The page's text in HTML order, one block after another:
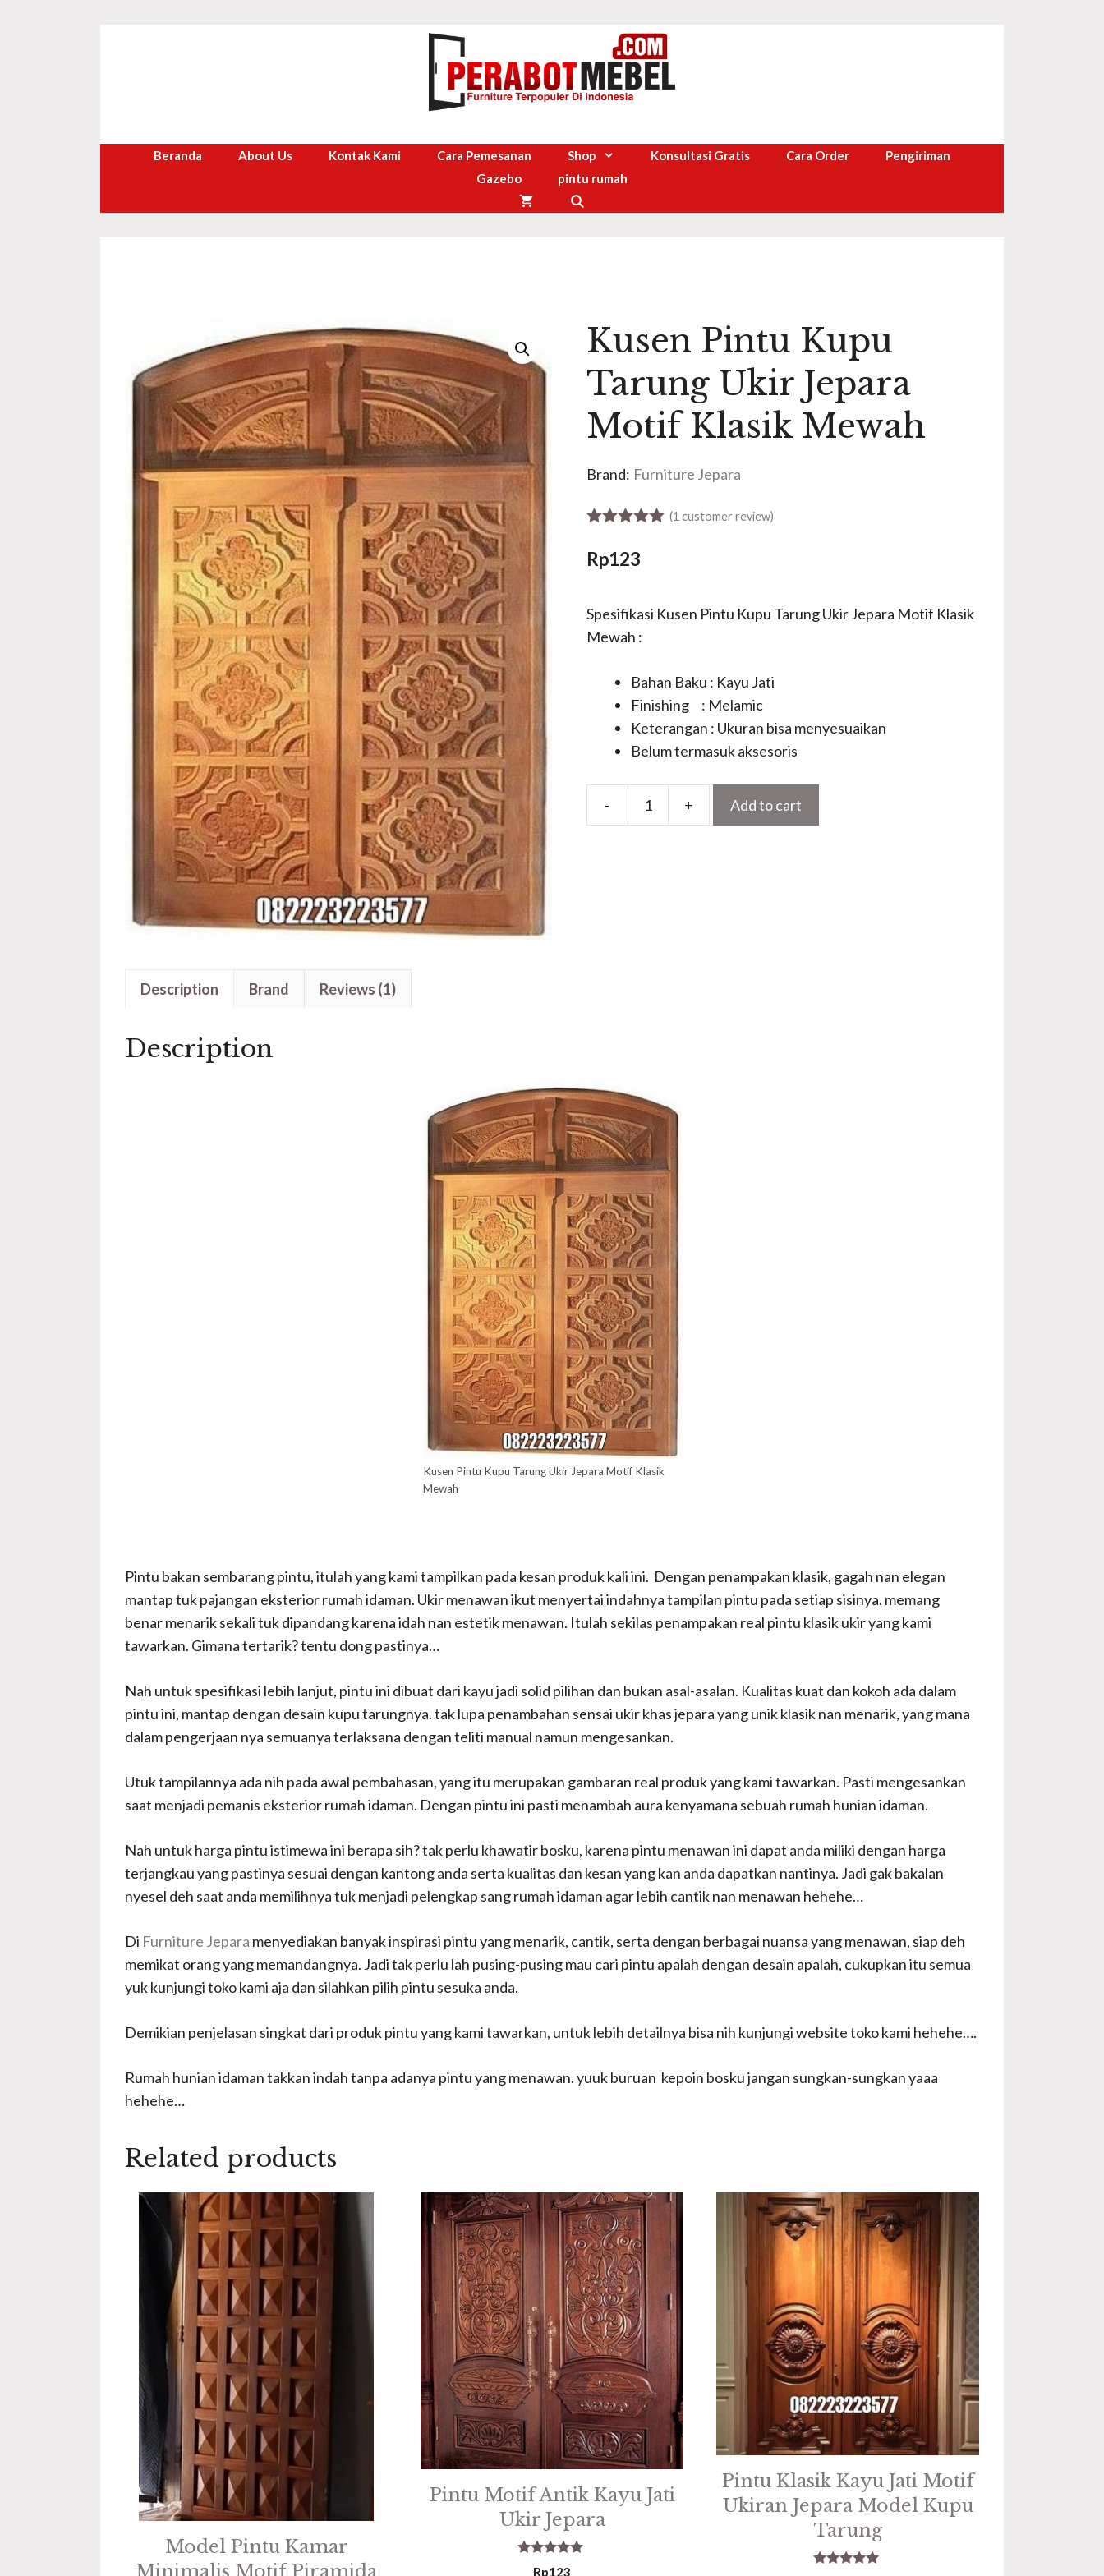
Beranda About Us Kontak Kami Cara Pemesanan Shop Konsultasi Gratis Cara Order
Pengiriman
Gazebo
pintu rumah
Kusen Pintu Kupu
Tarung Ukir Jepara
Motif Klasik Mewah
Brand: Furniture Jepara
(1 customer review)
Rp123
Spesifikasi Kusen Pintu Kupu Tarung Ukir Jepara Motif Klasik
Mewah :
Bahan Baku : Kayu Jati
Finishing : Melamic
Keterangan : Ukuran bisa menyesuaikan
Belum termasuk aksesoris
- + Add to cart
Description Brand Reviews (1)
Description
Kusen Pintu Kupu Tarung Ukir Jepara Motif Klasik
Mewah
Pintu bakan sembarang pintu, itulah yang kami tampilkan pada kesan produk kali ini. Dengan penampakan klasik, gagah nan elegan
mantap tuk pajangan eksterior rumah idaman. Ukir menawan ikut menyertai indahnya tampilan pintu pada setiap sisinya. memang
benar menarik sekali tuk dipandang karena idah nan estetik menawan. Itulah sekilas penampakan real pintu klasik ukir yang kami
tawarkan. Gimana tertarik? tentu dong pastinya…
Nah untuk spesifikasi lebih lanjut, pintu ini dibuat dari kayu jadi solid pilihan dan bukan asal-asalan. Kualitas kuat dan kokoh ada dalam
pintu ini, mantap dengan desain kupu tarungnya. tak lupa penambahan sensai ukir khas jepara yang unik klasik nan menarik, yang mana
dalam pengerjaan nya semuanya terlaksana dengan teliti manual namun mengesankan.
Utuk tampilannya ada nih pada awal pembahasan, yang itu merupakan gambaran real produk yang kami tawarkan. Pasti mengesankan
saat menjadi pemanis eksterior rumah idaman. Dengan pintu ini pasti menambah aura kenyamana sebuah rumah hunian idaman.
Nah untuk harga pintu istimewa ini berapa sih? tak perlu khawatir bosku, karena pintu menawan ini dapat anda miliki dengan harga
terjangkau yang pastinya sesuai dengan kantong anda serta kualitas dan kesan yang kan anda dapatkan nantinya. Jadi gak bakalan
nyesel deh saat anda memilihnya tuk menjadi pelengkap sang rumah idaman agar lebih cantik nan menawan hehehe…
Di Furniture Jepara menyediakan banyak inspirasi pintu yang menarik, cantik, serta dengan berbagai nuansa yang menawan, siap deh
memikat orang yang memandangnya. Jadi tak perlu lah pusing-pusing mau cari pintu apalah dengan desain apalah, cukupkan itu semua
yuk kunjungi toko kami aja dan silahkan pilih pintu sesuka anda.
Demikian penjelasan singkat dari produk pintu yang kami tawarkan, untuk lebih detailnya bisa nih kunjungi website toko kami hehehe….
Rumah hunian idaman takkan indah tanpa adanya pintu yang menawan. yuuk buruan kepoin bosku jangan sungkan-sungkan yaaa
hehehe…
Related products
Model Pintu Kamar
Minimalis Motif Piramida
Pintu Motif Antik Kayu Jati
Ukir Jepara
5.00
Rp123
Pintu Klasik Kayu Jati Motif
Ukiran Jepara Model Kupu
Tarung